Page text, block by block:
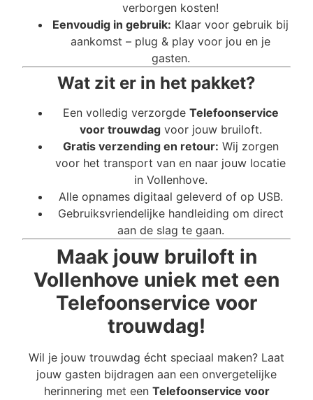
verborgen kosten!
Eenvoudig in gebruik: Klaar voor gebruik bij
aankomst – plug & play voor jou en je
gasten.
Wat zit er in het pakket?
Een volledig verzorgde Telefoonservice
voor trouwdagvoor jouw bruiloft.
Gratis verzending en retour: Wij zorgen
voor het transport van en naar jouw locatie
in Vollenhove.
Alle opnames digitaal geleverd of op USB.
Gebruiksvriendelijke handleiding om direct
aan de slag te gaan.
Maak jouw bruiloft in
Vollenhove uniek met een
Telefoonservice voor
trouwdag!
Wil je jouw trouwdag écht speciaal maken? Laat
jouw gasten bijdragen aan een onvergetelijke
herinnering met een Telefoonservice voor